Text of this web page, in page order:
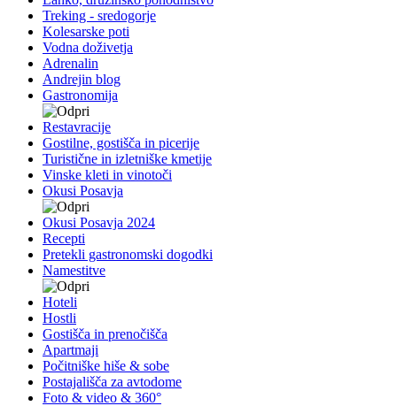
Treking - sredogorje
Kolesarske poti
Vodna doživetja
Adrenalin
Andrejin blog
Gastronomija
Restavracije
Gostilne, gostišča in picerije
Turistične in izletniške kmetije
Vinske kleti in vinotoči
Okusi Posavja
Okusi Posavja 2024
Recepti
Pretekli gastronomski dogodki
Namestitve
Hoteli
Hostli
Gostišča in prenočišča
Apartmaji
Počitniške hiše & sobe
Postajališča za avtodome
Foto & video & 360°